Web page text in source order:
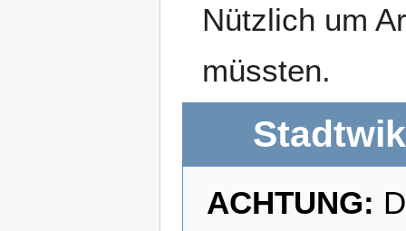
Nützlich um
müssten.
ACHTUNG: